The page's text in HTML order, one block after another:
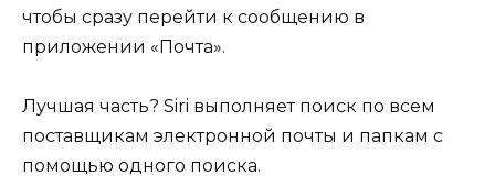
чтобы сразу перейти к сообщению в
приложении «Почта».
Лучшая часть? Siri выполняет поиск по всем
поставщикам электронной почты и папкам с
помощью одного поиска.